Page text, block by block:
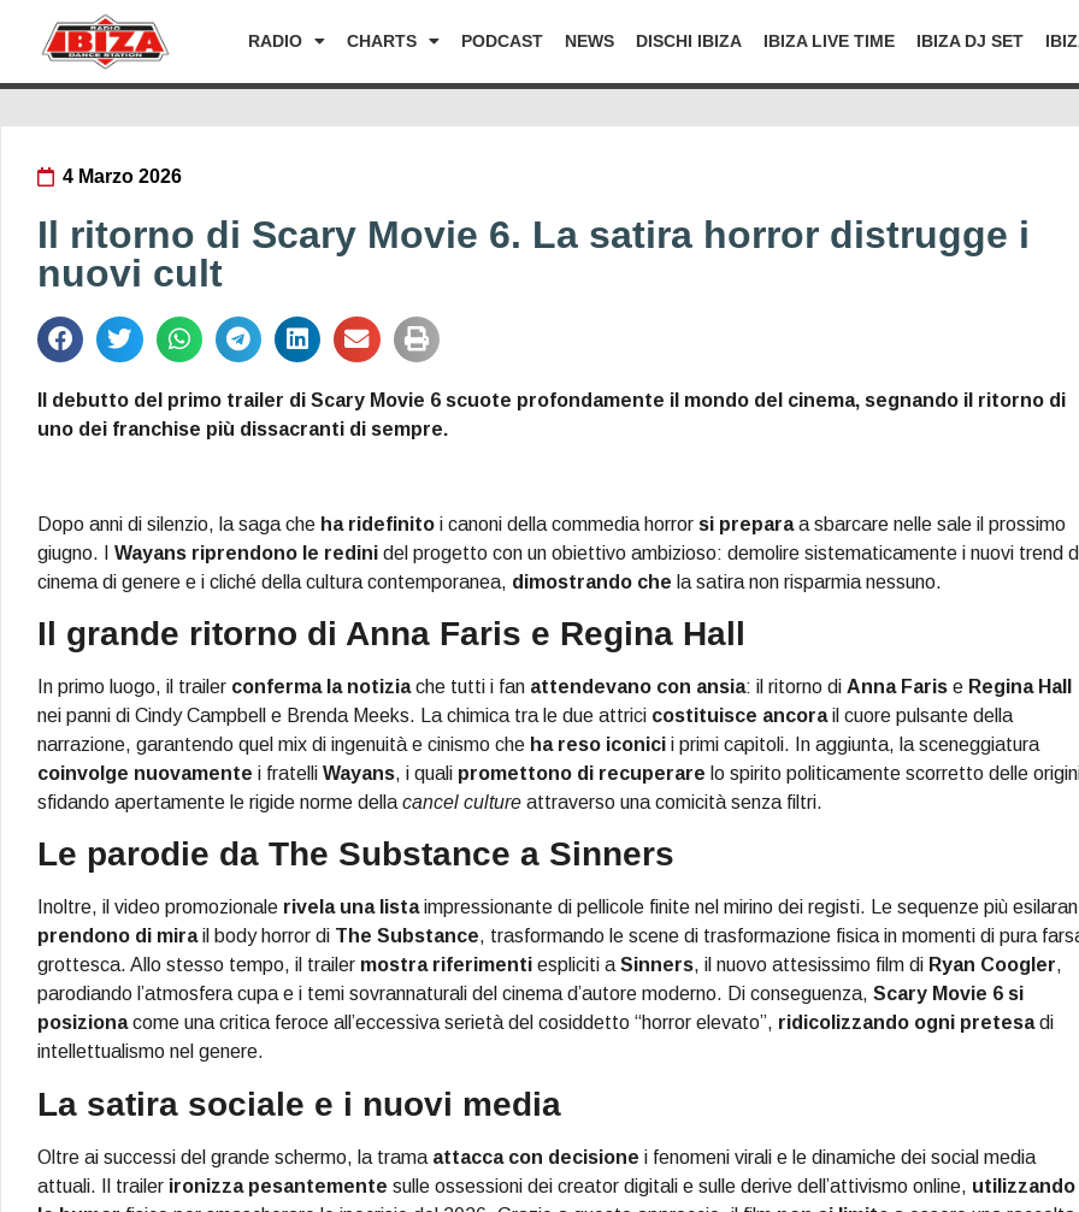
RADIO CHARTS PODCAST NEWS DISCHI IBIZA IBIZA LIVE TIME IBIZA DJ SET
4 Marzo 2026
Il ritorno di Scary Movie 6. La satira horror distrugge i
nuovi cult
Il debutto del primo trailer di Scary Movie 6 scuote profondamente il mondo del cinema, segnando il ritorno di
uno dei franchise più dissacranti di sempre.
Dopo anni di silenzio, la saga che ha ridefinito i canoni della commedia horror si preparaa sbarcare nelle sale il prossimo
giugno. I Wayans riprendono le redini del progetto con un obiettivo ambizioso: demolire sistematicamente i nuovi trend
cinema di genere e i cliché della cultura contemporanea, dimostrando che la satira non risparmia nessuno.
Il grande ritorno di Anna Faris e Regina Hall
In primo luogo, il trailer conferma la notiziache tutti i fan attendevano con ansia: il ritorno di Anna Faris e Regina Hall
nei panni di Cindy Campbell e Brenda Meeks. La chimica tra le due attrici costituisce ancorail cuore pulsante della
narrazione, garantendo quel mix di ingenuità e cinismo che ha reso iconici i primi capitoli. In aggiunta, la sceneggiatura
coinvolge nuovamente i fratelli Wayans, i quali promettono di recuperare lo spirito politicamente scorretto delle
sfidando apertamente le rigide norme della cancel culture attraverso una comicità senza filtri.
Le parodie da The Substance a Sinners
Inoltre, il video promozionale rivela una listaimpressionante di pellicole finite nel mirino dei registi. Le sequenze più
prendono di mirail body horror di The Substance, trasformando le scene di trasformazione fisica in momenti di pura
grottesca. Allo stesso tempo, il trailer mostra riferimenti espliciti a Sinners, il nuovo attesissimo film di Ryan Coogler,
parodiando l’atmosfera cupa e i temi sovrannaturali del cinema d’autore moderno. Di conseguenza, Scary Movie 6 si
posizionacome una critica feroce all’eccessiva serietà del cosiddetto “horror elevato”, ridicolizzando ogni pretesadi
intellettualismo nel genere.
La satira sociale e i nuovi media
Oltre ai successi del grande schermo, la trama attacca con decisione i fenomeni virali e le dinamiche dei social media
attuali. Il trailer ironizza pesantemente sulle ossessioni dei creator digitali e sulle derive dell’attivismo online, utilizzando